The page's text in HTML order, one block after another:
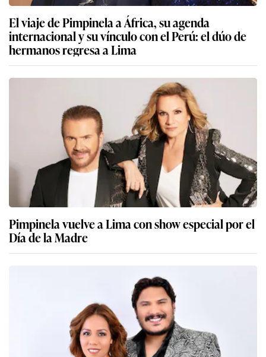
El viaje de Pimpinela a África, su agenda
internacional y su vínculo con el Perú: el dúo de
hermanos regresa a Lima
Pimpinela vuelve a Lima con show especial por el
Día de la Madre